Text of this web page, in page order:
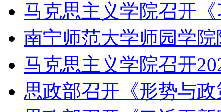
马克思主义学院召开
南宁师范大学师园学
马克思主义学院召开
思政部召开《形势与